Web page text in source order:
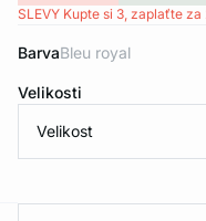
SLEVY Kupte si 3, zaplaťte za
Barva bleu royal
Velikosti
Velikost